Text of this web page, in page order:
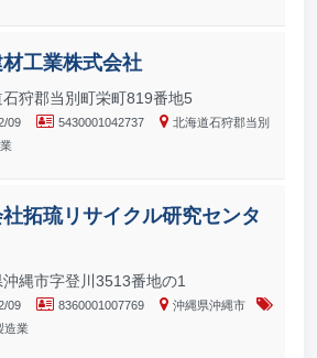
材工業株式会社
狩郡当別町栄町819番地5
09 5430001042737
北海道石狩郡当別
拓琉リサイクル研究センタ
縄市字登川3513番地の1
09 8360001007769
沖縄県沖縄市
造業